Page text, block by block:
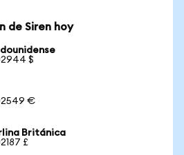
de Siren hoy
$
€
Británica
£